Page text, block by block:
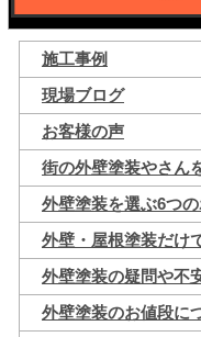
施工事例
現場ブログ
お客様の声
街の外壁塗装やさん
外壁塗装を選ぶ6つの
外壁・屋根塗装だけ
外壁塗装の疑問や不
外壁塗装のお値段に